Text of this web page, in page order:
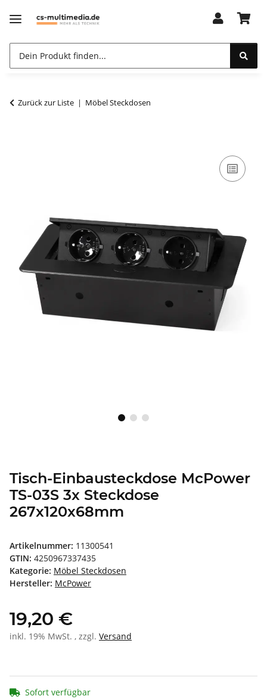
Zurück zur Liste Möbel Steckdosen
Tisch-Einbausteckdose McPower
TS-03S 3x Steckdose
267x120x68mm
Artikelnummer: 11300541
GTIN: 4250967337435
Kategorie: Möbel Steckdosen
Hersteller: McPower
19,20 €
inkl. 19% MwSt. , zzgl. Versand
Sofort verfügbar